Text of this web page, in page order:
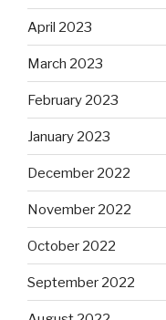
April 2023
March 2023
February 2023
January 2023
December 2022
November 2022
October 2022
September 2022